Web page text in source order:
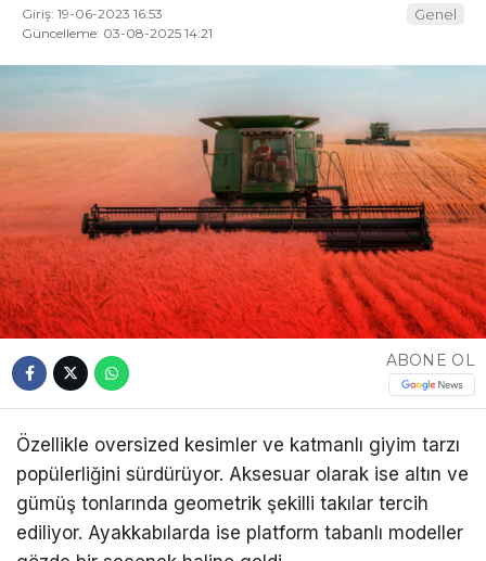
Giriş: 19-06-2023 16:53
Güncelleme: 03-08-2025 14:21
Genel
ABONE OL
Özellikle oversized kesimler ve katmanlı giyim tarzı
popülerliğini sürdürüyor. Aksesuar olarak ise altın ve
gümüş tonlarında geometrik şekilli takılar tercih
ediliyor. Ayakkabılarda ise platform tabanlı modeller